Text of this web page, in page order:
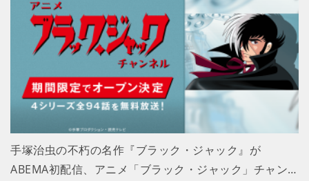
手塚治虫の不朽の名作『ブラック・ジャック』が
ABEMA初配信、アニメ「ブラック・ジャック」チャン…